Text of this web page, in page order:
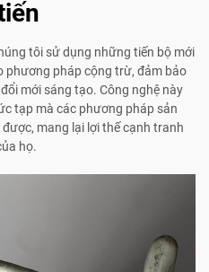
tôi sử dụng những tiến bộ mới
phương pháp cộng trừ, đảm bảo
mới sáng tạo. Công nghệ này
tạp mà các phương pháp sản
mang lại lợi thế cạnh tranh
họ.